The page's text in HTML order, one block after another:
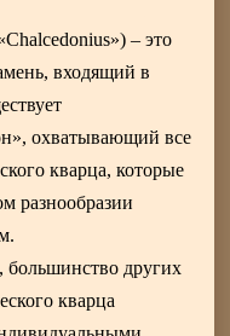
– это
входящий в
охватывающий все
кварца, которые
разнообразии
других
кварца